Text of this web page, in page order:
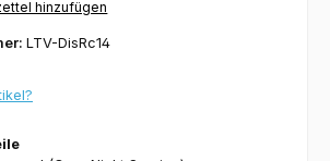
hinzufügen
LTV-DisRc14